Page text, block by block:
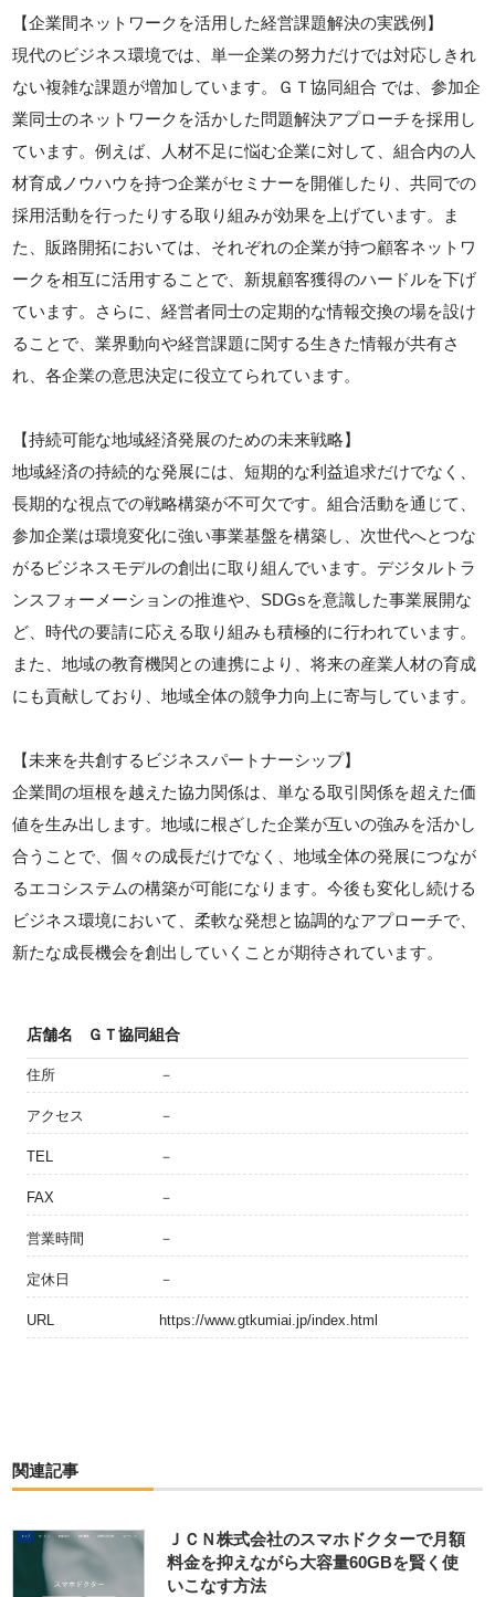
【企業間ネットワークを活用した経営課題解決の実践例】
現代のビジネス環境では、単一企業の努力だけでは対応しきれ
ない複雑な課題が増加しています。ＧＴ協同組合 では、参加企
業同士のネットワークを活かした問題解決アプローチを採用し
ています。例えば、人材不足に悩む企業に対して、組合内の人
材育成ノウハウを持つ企業がセミナーを開催したり、共同での
採用活動を行ったりする取り組みが効果を上げています。ま
た、販路開拓においては、それぞれの企業が持つ顧客ネットワ
ークを相互に活用することで、新規顧客獲得のハードルを下げ
ています。さらに、経営者同士の定期的な情報交換の場を設け
ることで、業界動向や経営課題に関する生きた情報が共有さ
れ、各企業の意思決定に役立てられています。
【持続可能な地域経済発展のための未来戦略】
地域経済の持続的な発展には、短期的な利益追求だけでなく、
長期的な視点での戦略構築が不可欠です。組合活動を通じて、
参加企業は環境変化に強い事業基盤を構築し、次世代へとつな
がるビジネスモデルの創出に取り組んでいます。デジタルトラ
ンスフォーメーションの推進や、SDGsを意識した事業展開な
ど、時代の要請に応える取り組みも積極的に行われています。
また、地域の教育機関との連携により、将来の産業人材の育成
にも貢献しており、地域全体の競争力向上に寄与しています。
【未来を共創するビジネスパートナーシップ】
企業間の垣根を越えた協力関係は、単なる取引関係を超えた価
値を生み出します。地域に根ざした企業が互いの強みを活かし
合うことで、個々の成長だけでなく、地域全体の発展につなが
るエコシステムの構築が可能になります。今後も変化し続ける
ビジネス環境において、柔軟な発想と協調的なアプローチで、
新たな成長機会を創出していくことが期待されています。
店舗名 ＧＴ協同組合
住所 －
アクセス －
TEL －
FAX －
営業時間 －
定休日 －
URL https://www.gtkumiai.jp/index.html
関連記事
ＪＣＮ株式会社のスマホドクターで月額
料金を抑えながら大容量60GBを賢く使
いこなす方法